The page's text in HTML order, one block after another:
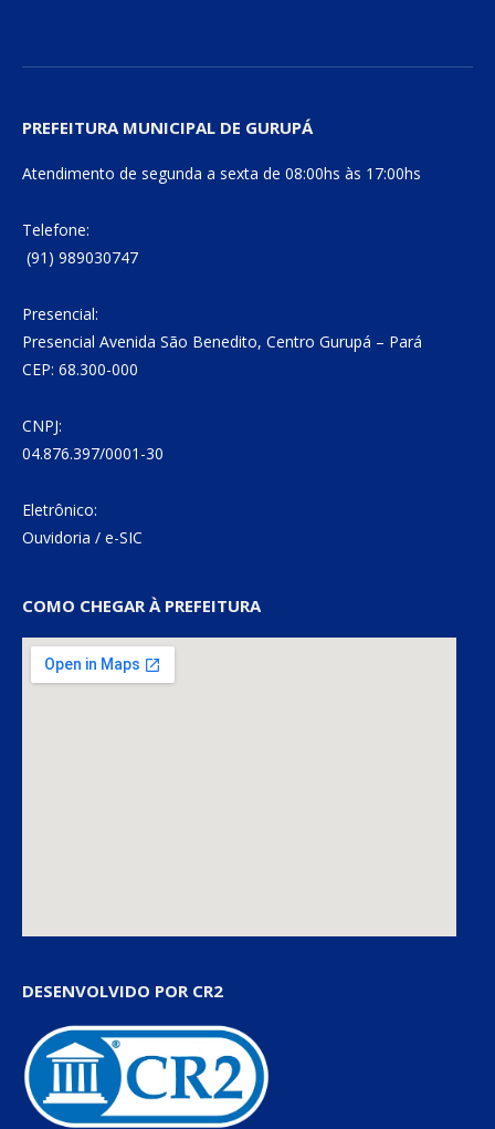
PREFEITURA MUNICIPAL DE GURUPÁ
Atendimento de segunda a sexta de 08:00hs às 17:00hs
Telefone:
(91) 989030747
Presencial:
Presencial Avenida São Benedito, Centro Gurupá – Pará
CEP: 68.300-000
CNPJ:
04.876.397/0001-30
Eletrônico:
Ouvidoria / e-SIC
COMO CHEGAR À PREFEITURA
DESENVOLVIDO POR CR2